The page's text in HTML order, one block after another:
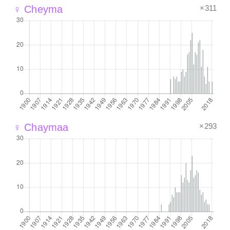
♀ Cheyma ×311
♀ Chaymaa ×293